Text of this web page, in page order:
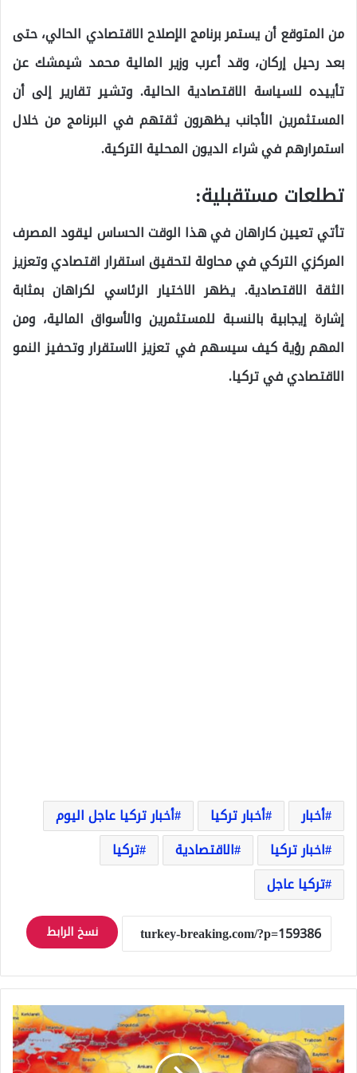
من المتوقع أن يستمر برنامج الإصلاح الاقتصادي الحالي، حتى
بعد رحيل إركان، وقد أعرب وزير المالية محمد شيمشك عن
تأييده للسياسة الاقتصادية الحالية. وتشير تقارير إلى أن
المستثمرين الأجانب يظهرون ثقتهم في البرنامج من خلال
استمرارهم في شراء الديون المحلية التركية.
تطلعات مستقبلية:
تأتي تعيين كاراهان في هذا الوقت الحساس ليقود المصرف
المركزي التركي في محاولة لتحقيق استقرار اقتصادي وتعزيز
الثقة الاقتصادية. يظهر الاختيار الرئاسي لكراهان بمثابة
إشارة إيجابية بالنسبة للمستثمرين والأسواق المالية، ومن
المهم رؤية كيف سيسهم في تعزيز الاستقرار وتحفيز النمو
الاقتصادي في تركيا.
أخبار أخبار تركيا
أخبار تركيا عاجل اليوم
اخبار تركيا
الاقتصادية
تركيا
تركيا عاجل
نسخ الرابط
يحذرون
من
خطر